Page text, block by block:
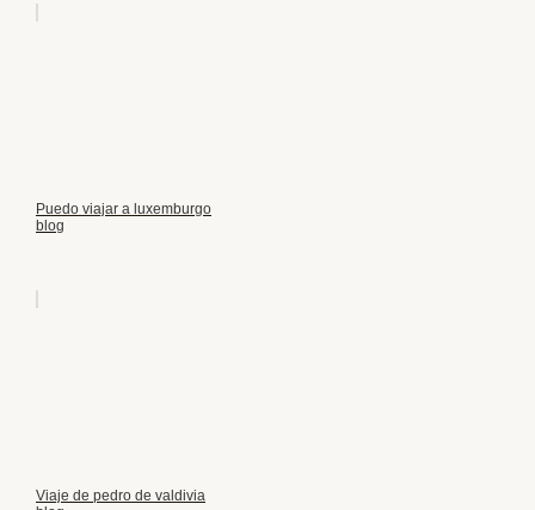
Puedo viajar a luxemburgo
blog
Viaje de pedro de valdivia